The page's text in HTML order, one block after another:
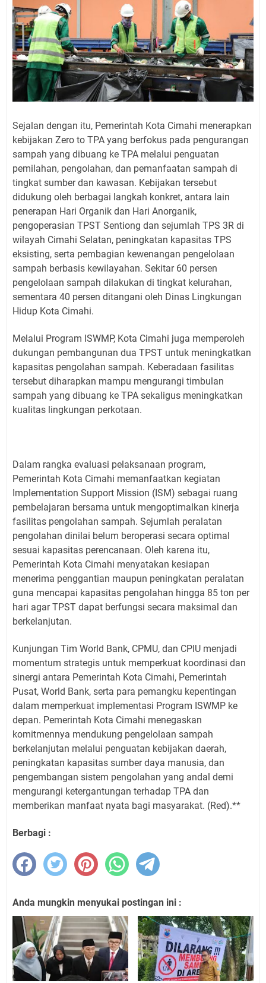
Sejalan dengan itu, Pemerintah Kota Cimahi menerapkan
kebijakan Zero to TPA yang berfokus pada pengurangan
sampah yang dibuang ke TPA melalui penguatan
pemilahan, pengolahan, dan pemanfaatan sampah di
tingkat sumber dan kawasan. Kebijakan tersebut
didukung oleh berbagai langkah konkret, antara lain
penerapan Hari Organik dan Hari Anorganik,
pengoperasian TPST Sentiong dan sejumlah TPS 3R di
wilayah Cimahi Selatan, peningkatan kapasitas TPS
eksisting, serta pembagian kewenangan pengelolaan
sampah berbasis kewilayahan. Sekitar 60 persen
pengelolaan sampah dilakukan di tingkat kelurahan,
sementara 40 persen ditangani oleh Dinas Lingkungan
Hidup Kota Cimahi.
Melalui Program ISWMP, Kota Cimahi juga memperoleh
dukungan pembangunan dua TPST untuk meningkatkan
kapasitas pengolahan sampah. Keberadaan fasilitas
tersebut diharapkan mampu mengurangi timbulan
sampah yang dibuang ke TPA sekaligus meningkatkan
kualitas lingkungan perkotaan.
Dalam rangka evaluasi pelaksanaan program,
Pemerintah Kota Cimahi memanfaatkan kegiatan
Implementation Support Mission (ISM) sebagai ruang
pembelajaran bersama untuk mengoptimalkan kinerja
fasilitas pengolahan sampah. Sejumlah peralatan
pengolahan dinilai belum beroperasi secara optimal
sesuai kapasitas perencanaan. Oleh karena itu,
Pemerintah Kota Cimahi menyatakan kesiapan
menerima penggantian maupun peningkatan peralatan
guna mencapai kapasitas pengolahan hingga 85 ton per
hari agar TPST dapat berfungsi secara maksimal dan
berkelanjutan.
Kunjungan Tim World Bank, CPMU, dan CPIU menjadi
momentum strategis untuk memperkuat koordinasi dan
sinergi antara Pemerintah Kota Cimahi, Pemerintah
Pusat, World Bank, serta para pemangku kepentingan
dalam memperkuat implementasi Program ISWMP ke
depan. Pemerintah Kota Cimahi menegaskan
komitmennya mendukung pengelolaan sampah
berkelanjutan melalui penguatan kebijakan daerah,
peningkatan kapasitas sumber daya manusia, dan
pengembangan sistem pengolahan yang andal demi
mengurangi ketergantungan terhadap TPA dan
memberikan manfaat nyata bagi masyarakat. (Red).**
Berbagi :
Anda mungkin menyukai postingan ini :